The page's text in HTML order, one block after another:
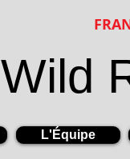
Wild
L'Équipe